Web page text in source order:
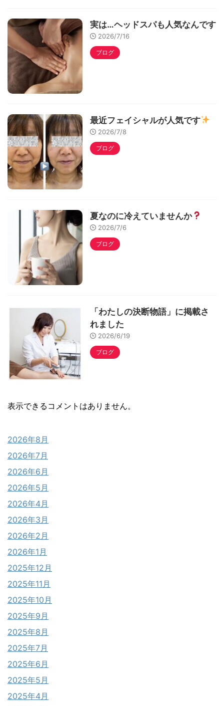
実は…ヘッドスパも人気なんです
2026/7/16
ブログ
最近フェイシャルが人気です
2026/7/8
ブログ
夏なのに冷えていませんか
2026/7/6
ブログ
「わたしの決断物語」に掲載さ
れました
2026/6/19
ブログ
表示できるコメントはありません。
2026年8月
2026年7月
2026年6月
2026年5月
2026年4月
2026年3月
2026年2月
2026年1月
2025年12月
2025年11月
2025年10月
2025年9月
2025年8月
2025年7月
2025年6月
2025年5月
2025年4月